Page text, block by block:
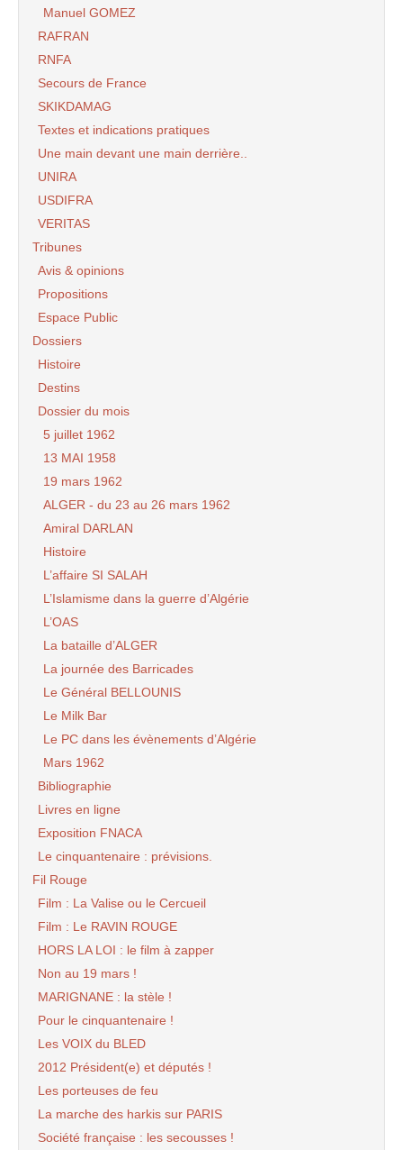
Manuel GOMEZ
RAFRAN
RNFA
Secours de France
SKIKDAMAG
Textes et indications pratiques
Une main devant une main derrière..
UNIRA
USDIFRA
VERITAS
Tribunes
Avis & opinions
Propositions
Espace Public
Dossiers
Histoire
Destins
Dossier du mois
5 juillet 1962
13 MAI 1958
19 mars 1962
ALGER - du 23 au 26 mars 1962
Amiral DARLAN
Histoire
L’affaire SI SALAH
L’Islamisme dans la guerre d’Algérie
L’OAS
La bataille d’ALGER
La journée des Barricades
Le Général BELLOUNIS
Le Milk Bar
Le PC dans les évènements d’Algérie
Mars 1962
Bibliographie
Livres en ligne
Exposition FNACA
Le cinquantenaire : prévisions.
Fil Rouge
Film : La Valise ou le Cercueil
Film : Le RAVIN ROUGE
HORS LA LOI : le film à zapper
Non au 19 mars !
MARIGNANE : la stèle !
Pour le cinquantenaire !
Les VOIX du BLED
2012 Président(e) et députés !
Les porteuses de feu
La marche des harkis sur PARIS
Société française : les secousses !